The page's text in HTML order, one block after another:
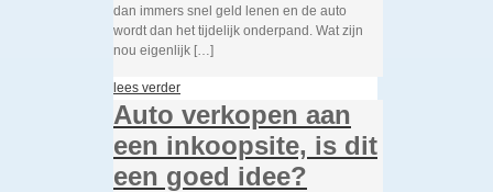
dan immers snel geld lenen en de auto
wordt dan het tijdelijk onderpand. Wat zijn
nou eigenlijk […]
lees verder
Auto verkopen aan
een inkoopsite, is dit
een goed idee?